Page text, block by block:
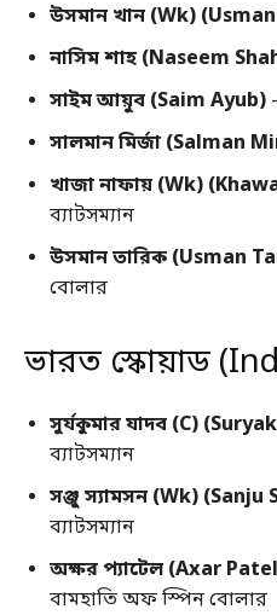
উসমান খান (Wk)
নাসিম শাহ (Naseem
সাইম আয়ুব (Saim Ayub)
সালমান মির্জা (Salman
খাজা নাফায় (Wk)
ব্যাটসম্যান
উসমান তারিক (Usman
বোলার
ভারত স্কোয়াড
সুর্যকুমার যাদব (C)
ব্যাটসম্যান
সঞ্জু স্যামসন (Wk) (Sanju
ব্যাটসম্যান
অক্ষর প্যাটেল (Axar
বামহাতি অফ স্পিন বোলার